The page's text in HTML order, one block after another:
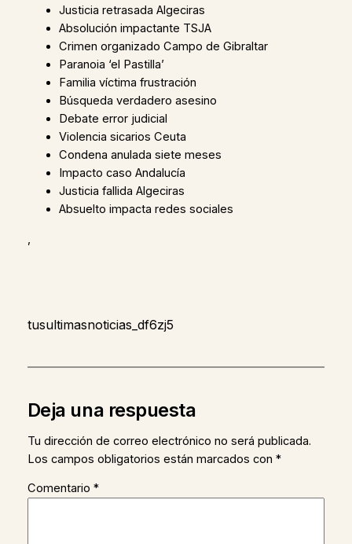
Justicia retrasada Algeciras
Absolución impactante TSJA
Crimen organizado Campo de Gibraltar
Paranoia ‘el Pastilla’
Familia víctima frustración
Búsqueda verdadero asesino
Debate error judicial
Violencia sicarios Ceuta
Condena anulada siete meses
Impacto caso Andalucía
Justicia fallida Algeciras
Absuelto impacta redes sociales
tusultimasnoticias_df6zj5
Deja una respuesta
Tu dirección de correo electrónico no será publicada.
Los campos obligatorios están marcados con *
Comentario *